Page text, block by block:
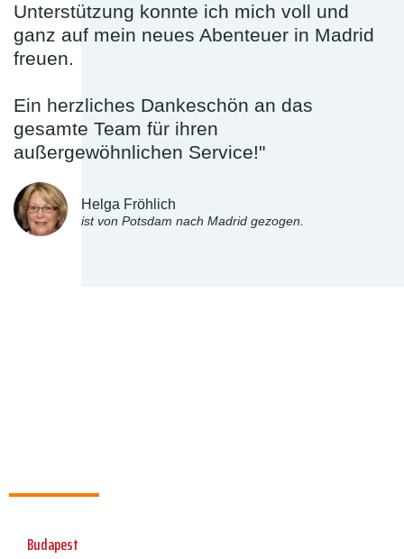
Unterstützung konnte ich mich voll und
ganz auf mein neues Abenteuer in Madrid
freuen.
Ein herzliches Dankeschön an das
gesamte Team für ihren
außergewöhnlichen Service!"
Helga Fröhlich
ist von Potsdam nach Madrid gezogen.
Budapest